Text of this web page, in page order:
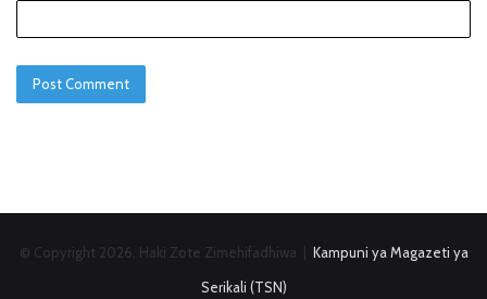
© Copyright 2026, Haki Zote Zimehifadhiwa | Kampuni ya Magazeti ya
Serikali (TSN)